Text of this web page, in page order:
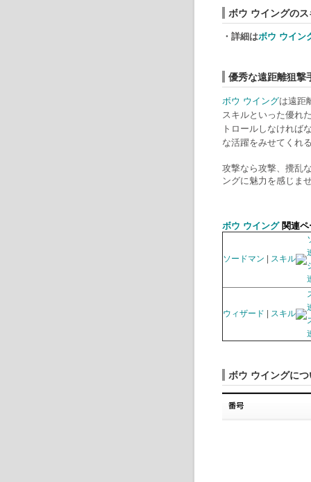
ボウ ウイングの
・詳細はボウ ウイン
優秀な遠距離狙撃
ボウ ウイングは遠距
スキルといった優れ
トロールしなければ
な活躍をみせてくれ
攻撃なら攻撃、攪乱
ングに魅力を感じま
ボウ ウイング関連ペ
ソードマン スキル
ウィザード スキル
ボウ ウイングに